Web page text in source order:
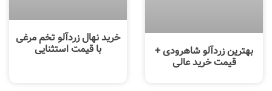
بهترین زردآلو شاهرودی +
قیمت خرید عالی
خرید نهال زردآلو تخم مرغی
با قیمت استثنایی